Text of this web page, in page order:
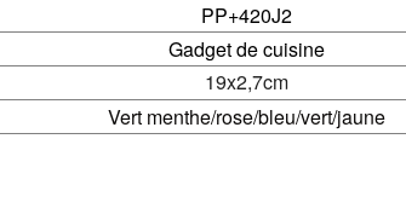
PP+420J2
Gadget de cuisine
19x2,7cm
Vert menthe/rose/bleu/vert/jaune